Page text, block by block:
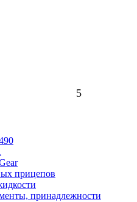
прицепов
принадлежности
5